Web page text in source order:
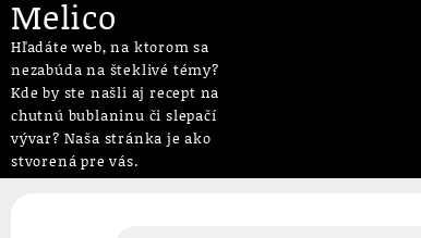
Melico
Hľadáte web, na ktorom sa
nezabúda na šteklivé témy?
Kde by ste našli aj recept na
chutnú bublaninu či slepačí
vývar? Naša stránka je ako
stvorená pre vás.